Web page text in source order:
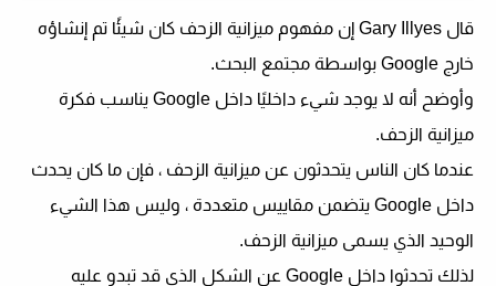
قال Gary Illyes إن مفهوم ميزانية الزحف كان شيئًا تم إنشاؤه
خارج Google بواسطة مجتمع البحث.
وأوضح أنه لا يوجد شيء داخليًا داخل Google يناسب فكرة
ميزانية الزحف.
عندما كان الناس يتحدثون عن ميزانية الزحف ، فإن ما كان يحدث
داخل Google يتضمن مقاييس متعددة ، وليس هذا الشيء
الوحيد الذي يسمى ميزانية الزحف.
لذلك تحدثوا داخل Google عن الشكل الذي قد تبدو عليه